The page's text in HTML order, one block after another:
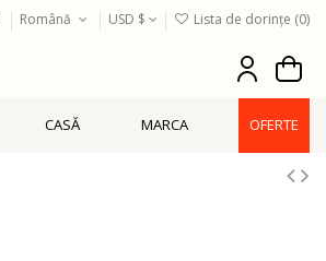
Română USD $ Lista de dorințe (0)
CASĂ MARCA OFERTE